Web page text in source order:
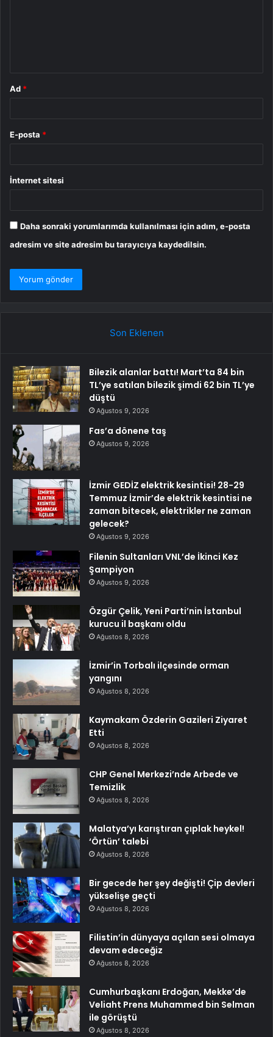
Ad *
E-posta *
İnternet sitesi
Daha sonraki yorumlarımda kullanılması için adım, e-posta
adresim ve site adresim bu tarayıcıya kaydedilsin.
Son Eklenen
Bilezik alanlar battı! Mart’ta 84 bin
TL’ye satılan bilezik şimdi 62 bin TL’ye
düştü
Ağustos 9, 2026
Fas’a dönene taş
Ağustos 9, 2026
İzmir GEDİZ elektrik kesintisi! 28-29
Temmuz İzmir’de elektrik kesintisi ne
zaman bitecek, elektrikler ne zaman
gelecek?
Ağustos 9, 2026
Filenin Sultanları VNL’de İkinci Kez
Şampiyon
Ağustos 9, 2026
Özgür Çelik, Yeni Parti’nin İstanbul
kurucu il başkanı oldu
Ağustos 8, 2026
İzmir’in Torbalı ilçesinde orman
yangını
Ağustos 8, 2026
Kaymakam Özderin Gazileri Ziyaret
Etti
Ağustos 8, 2026
CHP Genel Merkezi’nde Arbede ve
Temizlik
Ağustos 8, 2026
Malatya’yı karıştıran çıplak heykel!
‘Örtün’ talebi
Ağustos 8, 2026
Bir gecede her şey değişti! Çip devleri
yükselişe geçti
Ağustos 8, 2026
Filistin’in dünyaya açılan sesi olmaya
devam edeceğiz
Ağustos 8, 2026
Cumhurbaşkanı Erdoğan, Mekke’de
Veliaht Prens Muhammed bin Selman
ile görüştü
Ağustos 8, 2026